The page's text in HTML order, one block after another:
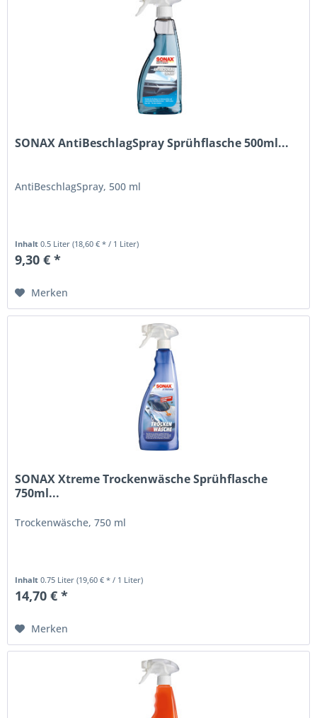
SONAX AntiBeschlagSpray Sprühflasche 500ml...
AntiBeschlagSpray, 500 ml
Inhalt0.5 Liter(18,60 € * / 1 Liter)
9,30 € *
Merken
SONAX Xtreme Trockenwäsche Sprühflasche
750ml...
Trockenwäsche, 750 ml
Inhalt0.75 Liter(19,60 € * / 1 Liter)
14,70 € *
Merken